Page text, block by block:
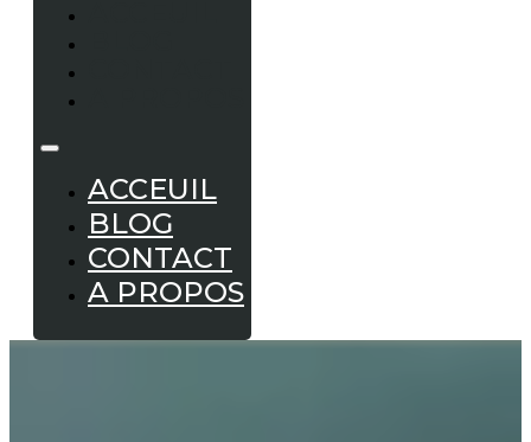
ACCEUIL
BLOG
CONTACT
A PROPOS